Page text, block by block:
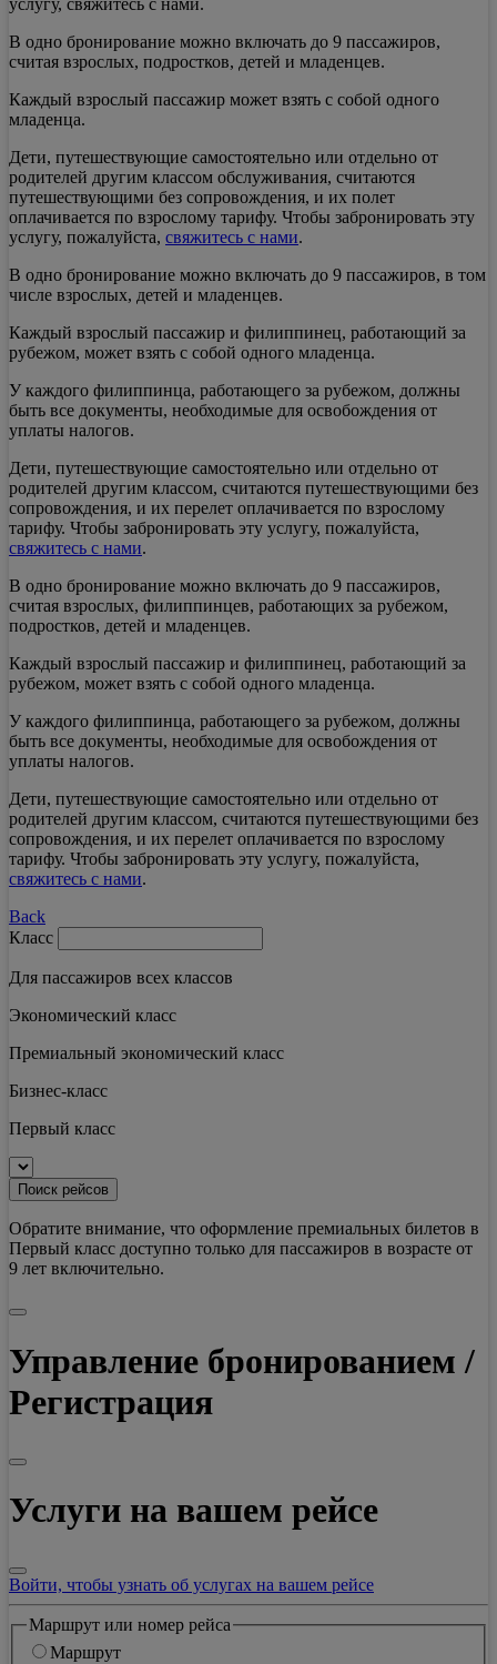
услугу, свяжитесь с нами.
В одно бронирование можно включать до 9 пассажиров,
считая взрослых, подростков, детей и младенцев.
Каждый взрослый пассажир может взять с собой одного
младенца.
Дети, путешествующие самостоятельно или отдельно от
родителей другим классом обслуживания, считаются
путешествующими без сопровождения, и их полет
оплачивается по взрослому тарифу. Чтобы забронировать эту
услугу, пожалуйста, свяжитесь с нами.
В одно бронирование можно включать до 9 пассажиров, в том
числе взрослых, детей и младенцев.
Каждый взрослый пассажир и филиппинец, работающий за
рубежом, может взять с собой одного младенца.
У каждого филиппинца, работающего за рубежом, должны
быть все документы, необходимые для освобождения от
уплаты налогов.
Дети, путешествующие самостоятельно или отдельно от
родителей другим классом, считаются путешествующими без
сопровождения, и их перелет оплачивается по взрослому
тарифу. Чтобы забронировать эту услугу, пожалуйста,
свяжитесь с нами.
В одно бронирование можно включать до 9 пассажиров,
считая взрослых, филиппинцев, работающих за рубежом,
подростков, детей и младенцев.
Каждый взрослый пассажир и филиппинец, работающий за
рубежом, может взять с собой одного младенца.
У каждого филиппинца, работающего за рубежом, должны
быть все документы, необходимые для освобождения от
уплаты налогов.
Дети, путешествующие самостоятельно или отдельно от
родителей другим классом, считаются путешествующими без
сопровождения, и их перелет оплачивается по взрослому
тарифу. Чтобы забронировать эту услугу, пожалуйста,
свяжитесь с нами.
Back
Класс
Для пассажиров всех классов
Экономический класс
Премиальный экономический класс
Бизнес-класс
Первый класс
Поиск рейсов
Обратите внимание, что оформление премиальных билетов в
Первый класс доступно только для пассажиров в возрасте от
9 лет включительно.
Управление бронированием /
Регистрация
Услуги на вашем рейсе
Войти, чтобы узнать об услугах на вашем рейсе
Маршрут или номер рейса
Маршрут